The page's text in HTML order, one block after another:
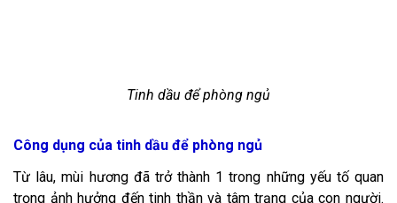
Tinh dầu để phòng ngủ
Công dụng của tinh dầu để phòng ngủ
Từ lâu, mùi hương đã trở thành 1 trong những yếu tố quan
trọng ảnh hưởng đến tinh thần và tâm trạng của con người.